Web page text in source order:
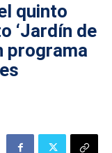
quinto
‘Jardín de
programa